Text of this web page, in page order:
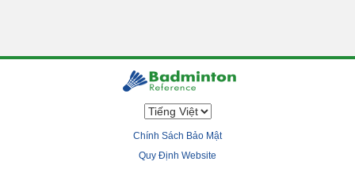
Chính Sách Bảo Mật
Quy Định Website